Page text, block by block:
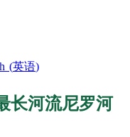
(英语)
长河流尼罗河